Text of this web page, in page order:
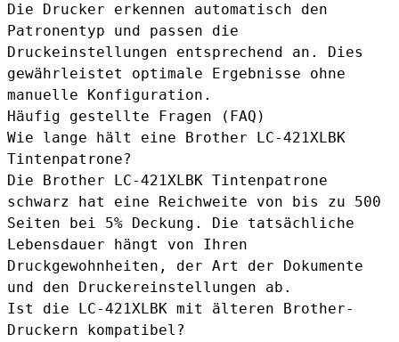
Die Drucker erkennen automatisch den
Patronentyp und passen die
Druckeinstellungen entsprechend an. Dies
gewährleistet optimale Ergebnisse ohne
manuelle Konfiguration.
Häufig gestellte Fragen (FAQ)
Wie lange hält eine Brother LC-421XLBK
Tintenpatrone?
Die Brother LC-421XLBK Tintenpatrone
schwarz hat eine Reichweite von bis zu 500
Seiten bei 5% Deckung. Die tatsächliche
Lebensdauer hängt von Ihren
Druckgewohnheiten, der Art der Dokumente
und den Druckereinstellungen ab.
Ist die LC-421XLBK mit älteren Brother-
Druckern kompatibel?